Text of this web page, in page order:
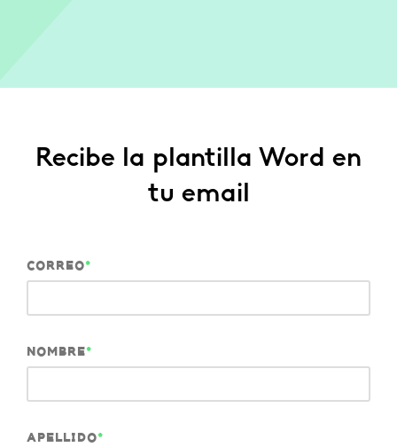
Recibe la plantilla Word en
tu email
CORREO*
NOMBRE*
APELLIDO*